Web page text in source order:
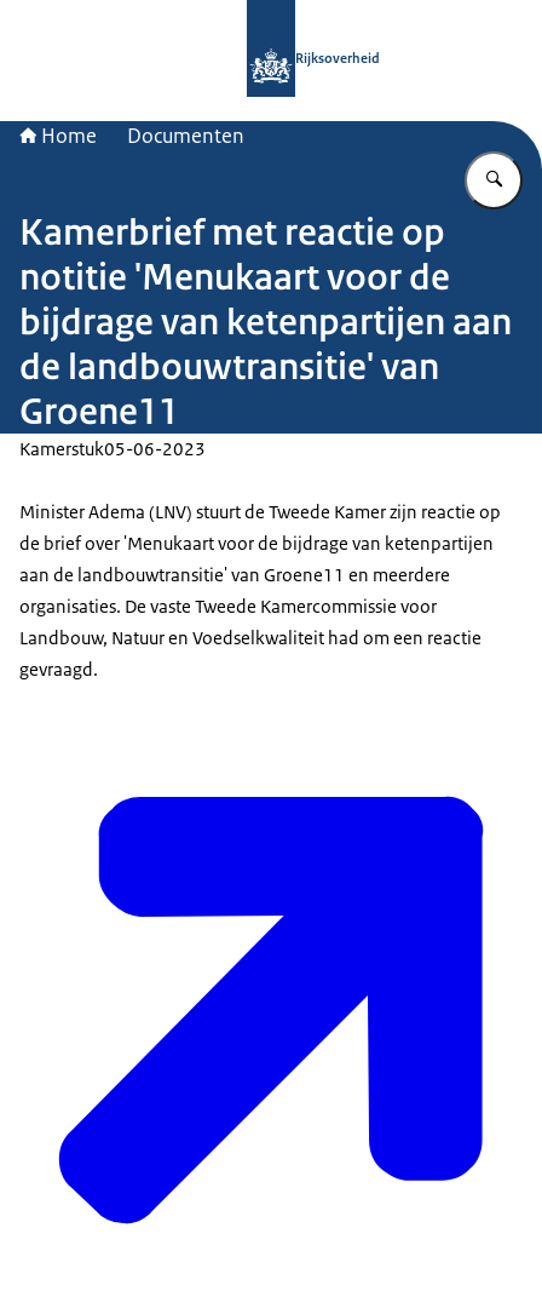
Rijksoverheid
Home Documenten
Kamerbrief met reactie op
notitie 'Menukaart voor de
bijdrage van ketenpartijen aan
de landbouwtransitie' van
Groene11
Kamerstuk05-06-2023
Minister Adema (LNV) stuurt de Tweede Kamer zijn reactie op
de brief over 'Menukaart voor de bijdrage van ketenpartijen
aan de landbouwtransitie' van Groene11 en meerdere
organisaties. De vaste Tweede Kamercommissie voor
Landbouw, Natuur en Voedselkwaliteit had om een reactie
gevraagd.